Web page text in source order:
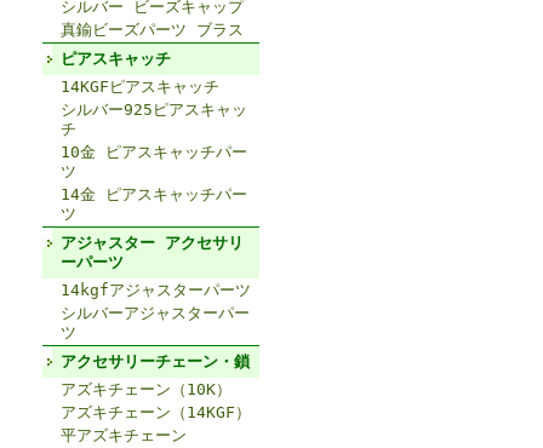
シルバー ビーズキャップ
真鍮ビーズパーツ ブラス
ピアスキャッチ
14KGFピアスキャッチ
シルバー925ピアスキャッ
チ
10金 ピアスキャッチパー
ツ
14金 ピアスキャッチパー
ツ
アジャスター アクセサリ
ーパーツ
14kgfアジャスターパーツ
シルバーアジャスターパー
ツ
アクセサリーチェーン・鎖
アズキチェーン（10K）
アズキチェーン（14KGF）
平アズキチェーン